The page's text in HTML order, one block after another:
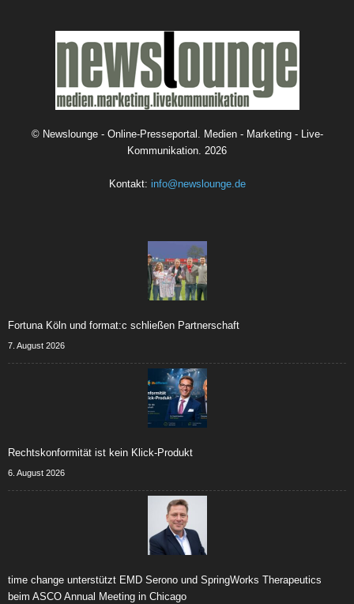
© Newslounge - Online-Presseportal. Medien - Marketing - Live-
Kommunikation. 2026
Kontakt: info@newslounge.de
Fortuna Köln und format:c schließen Partnerschaft
7. August 2026
Rechtskonformität ist kein Klick-Produkt
6. August 2026
time change unterstützt EMD Serono und SpringWorks Therapeutics
beim ASCO Annual Meeting in Chicago